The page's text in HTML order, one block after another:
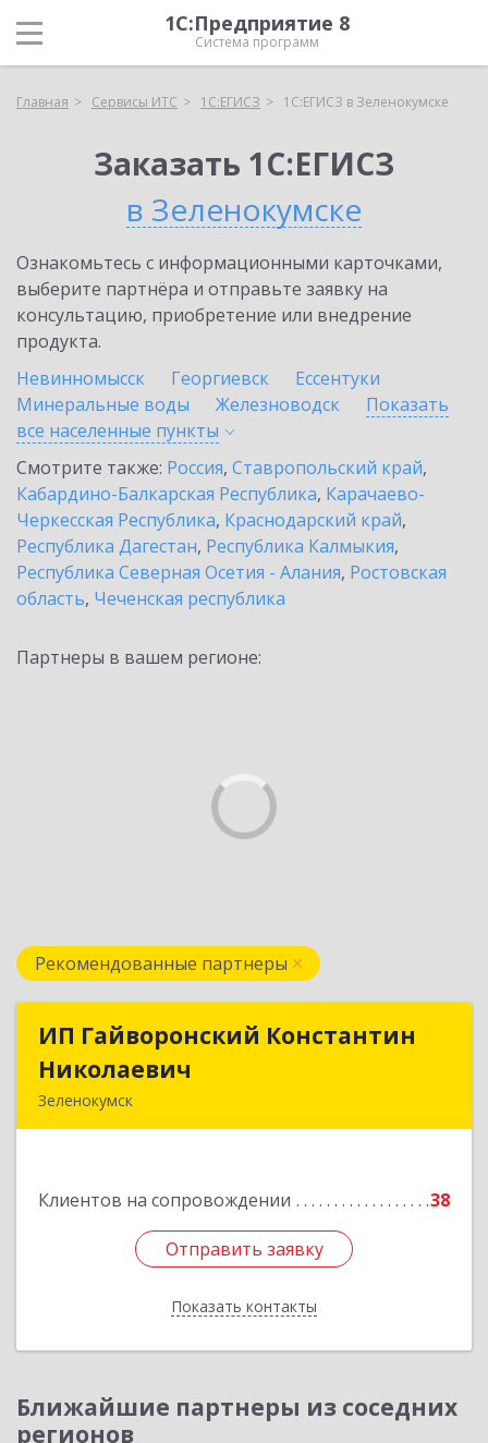
1С:Предприятие 8
Система программ
Главная Сервисы ИТС 1С:ЕГИСЗ 1С:ЕГИСЗ в Зеленокумске
Заказать 1С:ЕГИСЗ
в Зеленокумске
Ознакомьтесь с информационными карточками,
выберите партнёра и отправьте заявку на
консультацию, приобретение или внедрение
продукта.
Невинномысск
Георгиевск
Ессентуки
Минеральные воды
Железноводск
Показать
все населенные пункты
Смотрите также: Россия, Ставропольский край,
Кабардино-Балкарская Республика, Карачаево-
Черкесская Республика, Краснодарский край,
Республика Дагестан, Республика Калмыкия,
Республика Северная Осетия - Алания, Ростовская
область, Чеченская республика
Партнеры в вашем регионе:
Рекомендованные партнеры
ИП Гайворонский Константин
Николаевич
Зеленокумск
Клиентов на сопровождении 38
Отправить заявку
Показать контакты
ИП Гайворонский Константин
Подробнее
Отправить заявку
Назад
Ближайшие партнеры из соседних
регионов